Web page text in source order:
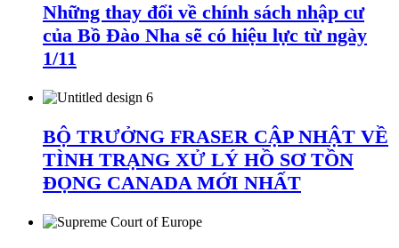
Những thay đổi về chính sách nhập cư
của Bồ Đào Nha sẽ có hiệu lực từ ngày
1/11
BỘ TRƯỞNG FRASER CẬP NHẬT VỀ
TÌNH TRẠNG XỬ LÝ HỒ SƠ TỒN
ĐỌNG CANADA MỚI NHẤT